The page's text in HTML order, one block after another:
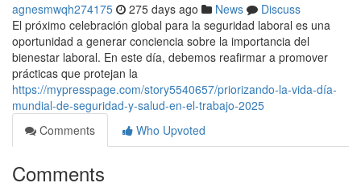
agnesmwqh274175 275 days ago News
Discuss
El próximo celebración global para la seguridad laboral es una
oportunidad a generar conciencia sobre la importancia del
bienestar laboral. En este día, debemos reafirmar a promover
prácticas que protejan la
https://mypresspage.com/story5540657/priorizando-la-vida-día-
mundial-de-seguridad-y-salud-en-el-trabajo-2025
Comments
Who Upvoted
Comments